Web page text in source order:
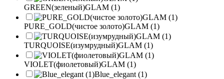
GREEN(зеленый)GLAM (1)
PURE_GOLD(чистое золото)GLAM (1)
TURQUOISE(изумрудный)GLAM (1)
VIOLET(фиолетовый)GLAM (1)
Blue_elegant (1)